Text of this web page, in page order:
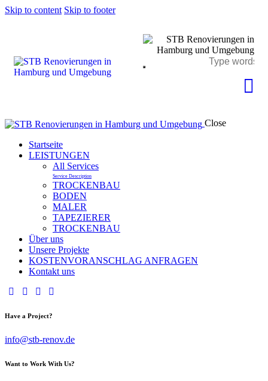
Skip to content Skip to footer
Close
Startseite
LEISTUNGEN
All Services
Service Description
TROCKENBAU
BODEN
MALER
TAPEZIERER
TROCKENBAU
Über uns
Unsere Projekte
KOSTENVORANSCHLAG ANFRAGEN
Kontakt uns
Have a Project?
info@stb-renov.de
Want to Work With Us?